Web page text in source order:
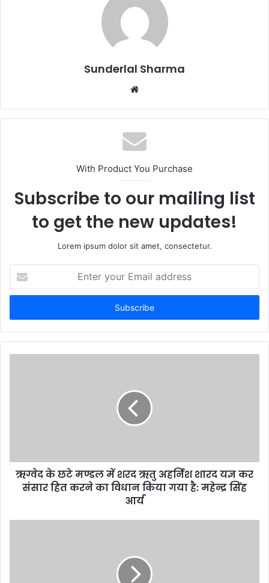
Sunderlal Sharma
Website
With Product You Purchase
Subscribe to our mailing list
to get the new updates!
Lorem ipsum dolor sit amet, consectetur.
your
Email
ऋग्वेद के छटे मण्डल में शरद ऋतु अहर्निश शारद यज्ञ कर
संसार हित करने का विधान किया गया है: महेन्द्र सिंह
आर्य